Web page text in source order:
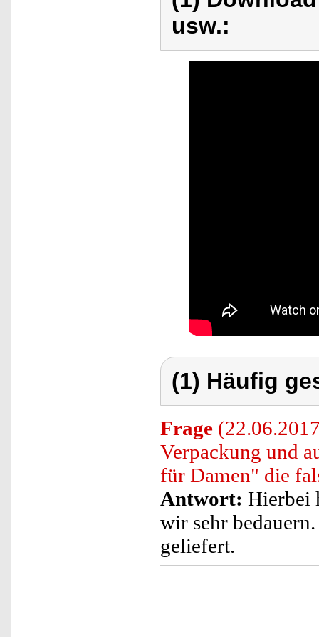
usw.:
(1) Häufig
Frage
Verpackung und
für Damen" die
Antwort: Hierbei
wir sehr
geliefert.